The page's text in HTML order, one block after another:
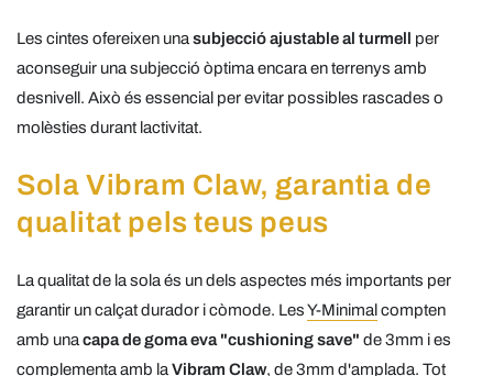
Les cintes ofereixen una subjecció ajustable al turmell per
aconseguir una subjecció òptima encara en terrenys amb
desnivell. Això és essencial per evitar possibles rascades o
molèsties durant lactivitat.
Sola Vibram Claw, garantia de
qualitat pels teus peus
La qualitat de la sola és un dels aspectes més importants per
garantir un calçat durador i còmode. LesY-Minimalcompten
amb una capa de goma eva "cushioning save" de 3mm i es
complementa amb la Vibram Claw, de 3mm d'amplada. Tot